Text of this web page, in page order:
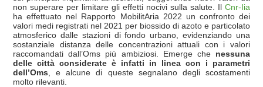
non superare per limitare gli effetti nocivi sulla salute. Il Cnr-Iia
ha effettuato nel Rapporto MobilitAria 2022 un confronto dei
valori medi registrati nel 2021 per biossido di azoto e particolato
atmosferico dalle stazioni di fondo urbano, evidenziando una
sostanziale distanza delle concentrazioni attuali con i valori
raccomandati dall’Oms più ambiziosi. Emerge che nessuna
delle città considerate è infatti in linea con i parametri
dell’Oms , e alcune di queste segnalano degli scostamenti
molto rilevanti.